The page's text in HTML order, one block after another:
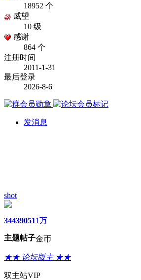
18952 个
威望
10 级
感谢
864 个
注册时间
2011-1-31
最后登录
2026-8-6
发消息
shot
3443
主题
9051
帖子
1万
金币
★★ 论坛版主 ★★
双主站VIP